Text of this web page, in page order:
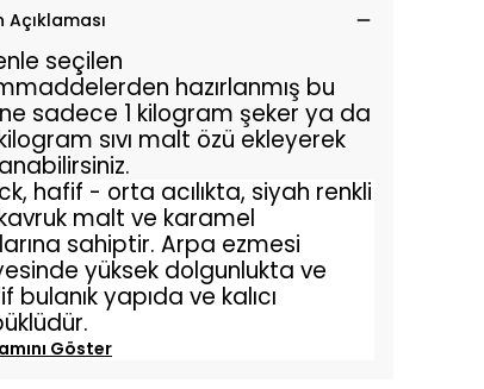
Açıklaması
seçilen
hazırlanmış bu
sadece 1 kilogram şeker ya da
sıvı malt özü ekleyerek
hafif - orta acılıkta, siyah renkli
malt ve karamel
sahiptir. Arpa ezmesi
yüksek dolgunlukta ve
bulanık yapıda ve kalıcı
Göster